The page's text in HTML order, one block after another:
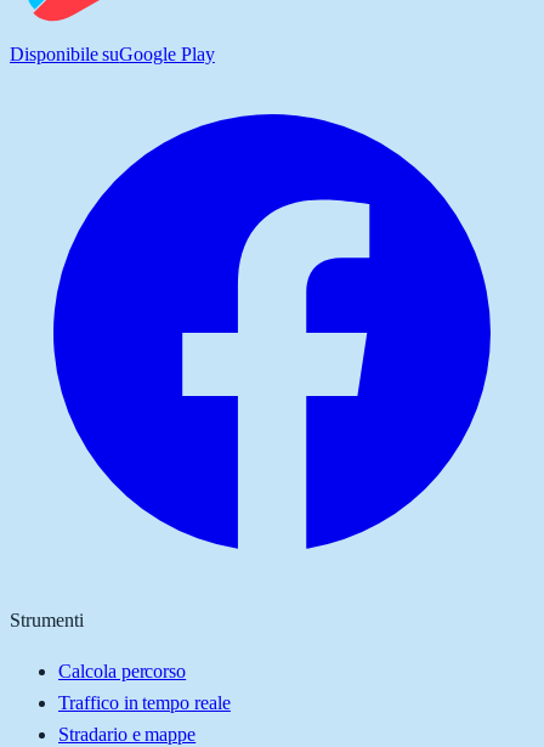
Disponibile suGoogle Play
Strumenti
Calcola percorso
Traffico in tempo reale
Stradario e mappe